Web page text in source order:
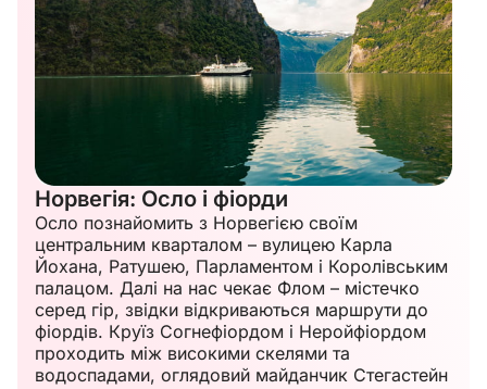
Норвегія: Осло і фіорди
Осло познайомить з Норвегією своїм
центральним кварталом – вулицею Карла
Йохана, Ратушею, Парламентом і Королівським
палацом. Далі на нас чекає Флом – містечко
серед гір, звідки відкриваються маршрути до
фіордів. Круїз Согнефіордом і Неройфіордом
проходить між високими скелями та
водоспадами, оглядовий майданчик Стегастейн